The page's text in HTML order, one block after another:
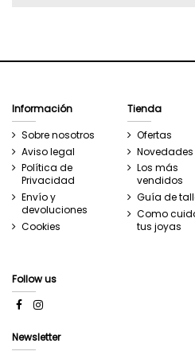
Información
Sobre nosotros
Aviso legal
Política de
Privacidad
Envío y
devoluciones
Cookies
Tienda
Ofertas
Novedades
Los más
vendidos
Guía de
Como
tus joyas
Follow us
Newsletter